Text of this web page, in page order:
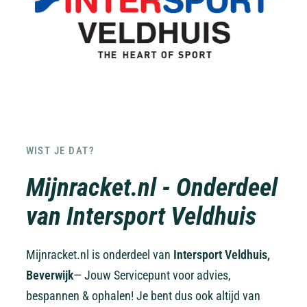
WIST JE DAT?
Mijnracket.nl - Onderdeel
van Intersport Veldhuis
Mijnracket.nl is onderdeel van Intersport Veldhuis,
Beverwijk— Jouw Servicepunt voor advies,
bespannen & ophalen! Je bent dus ook altijd van